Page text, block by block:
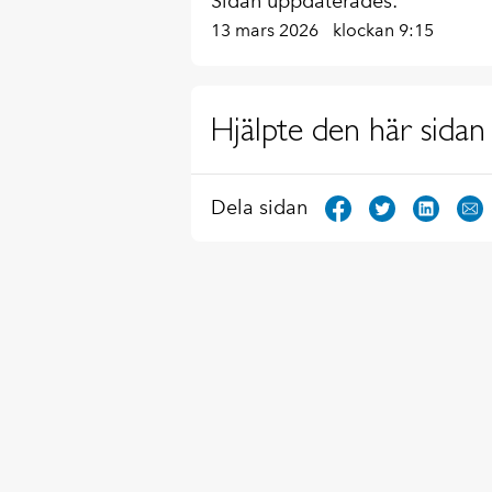
13 mars 2026 klockan 9:15
Hjälpte den här sidan
Dela sidan